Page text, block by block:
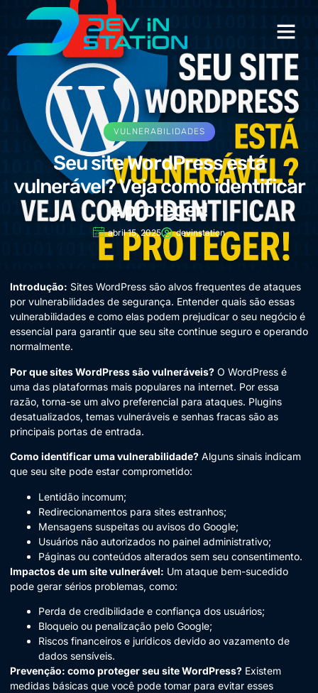
VULNERABILIDADES
Seu site WordPress está
vulnerável? Veja como identificar
e proteger!
abril 15, 2025 devinstation
Introdução: Sites WordPress são alvos frequentes de ataques
por vulnerabilidades de segurança. Entender quais são essas
vulnerabilidades e como elas podem prejudicar o seu negócio é
essencial para garantir que seu site continue seguro e operando
normalmente.
Por que sites WordPress são vulneráveis? O WordPress é
uma das plataformas mais populares na internet. Por essa
razão, torna-se um alvo preferencial para ataques. Plugins
desatualizados, temas vulneráveis e senhas fracas são as
principais portas de entrada.
Como identificar uma vulnerabilidade? Alguns sinais indicam
que seu site pode estar comprometido:
Lentidão incomum;
Redirecionamentos para sites estranhos;
Mensagens suspeitas ou avisos do Google;
Usuários não autorizados no painel administrativo;
Páginas ou conteúdos alterados sem seu consentimento.
Impactos de um site vulnerável: Um ataque bem-sucedido
pode gerar sérios problemas, como:
Perda de credibilidade e confiança dos usuários;
Bloqueio ou penalização pelo Google;
Riscos financeiros e jurídicos devido ao vazamento de
dados sensíveis.
Prevenção: como proteger seu site WordPress? Existem
medidas básicas que você pode tomar para evitar esses